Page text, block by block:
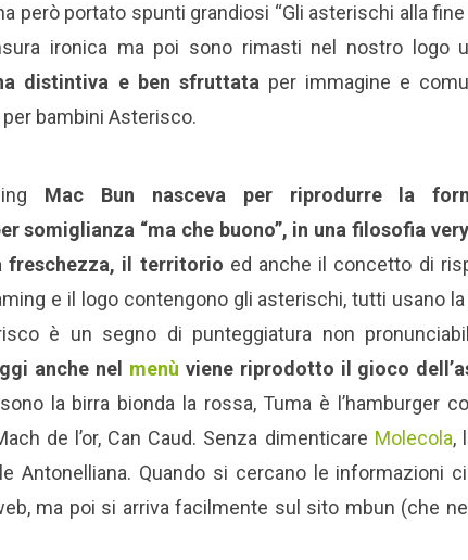
però portato spunti grandiosi “Gli asterischi alla
ironica ma poi sono rimasti nel nostro logo
distintiva e ben sfruttata per immagine e
bambini Asterisco.
Mac Bun nasceva per riprodurre la
somiglianza “ma che buono”, in una filosofia
freschezza, il territorio ed anche il concetto di
e il logo contengono gli asterischi, tutti usano
è un segno di punteggiatura non
anche nel menù viene riprodotto il gioco
la birra bionda la rossa, Tuma è l’hamburger
de l’or, Can Caud. Senza dimenticare Molecola,
Antonelliana. Quando si cercano le informazioni
ma poi si arriva facilmente sul sito mbun (che